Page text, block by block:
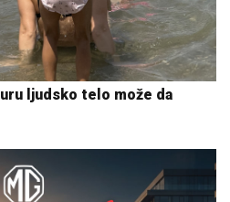
ljudsko telo može da